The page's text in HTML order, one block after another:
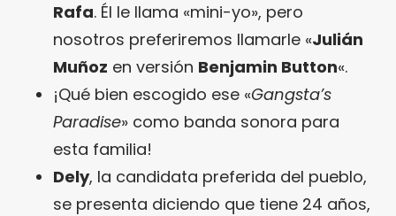
Rafa. Él le llama «mini-yo», pero
nosotros preferiremos llamarle «Julián
Muñoz en versión Benjamin Button«.
¡Qué bien escogido ese «Gangsta’s
Paradise» como banda sonora para
esta familia!
Dely, la candidata preferida del pueblo,
se presenta diciendo que tiene 24 años,